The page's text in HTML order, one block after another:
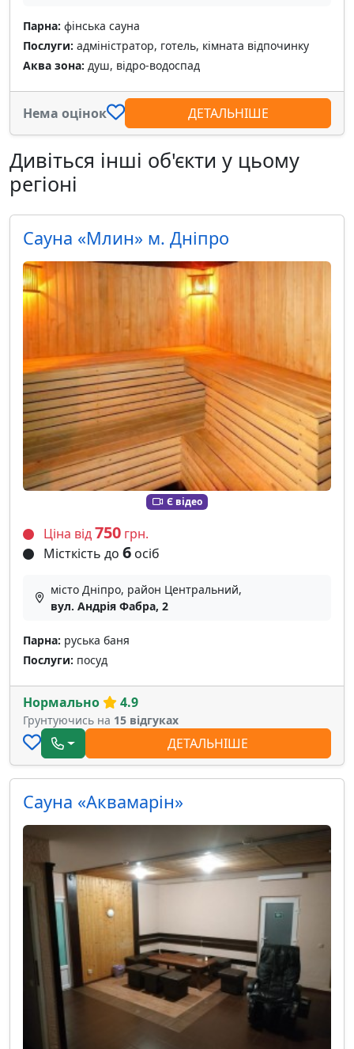
Парна: фінська сауна
Послуги: адміністратор, готель, кімната відпочинку
Аква зона: душ, відро-водоспад
Нема оцінок ДЕТАЛЬНІШЕ
Дивіться інші об'єкти у цьому
регіоні
Є відео
Сауна «Млин» м. Дніпро
Ціна від750 грн.
Місткість до 6 осіб
місто Дніпро, район Центральний,
вул. Андрія Фабра, 2
Парна: руська баня
Послуги: посуд
Нормально 4.9
Грунтуючись на 15 відгуках
ДЕТАЛЬНІШЕ
Сауна «Аквамарін»